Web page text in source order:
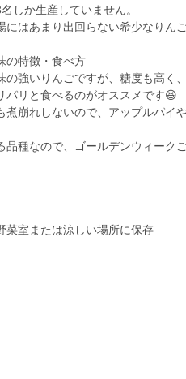
しか生産していません。
にはあまり出回らない希少なりんご
の特徴・食べ方
の強いりんごですが、糖度も高く
パリと食べるのがオススメです😆
煮崩れしないので、アップルパイ
品種なので、ゴールデンウィーク
菜室または涼しい場所に保存